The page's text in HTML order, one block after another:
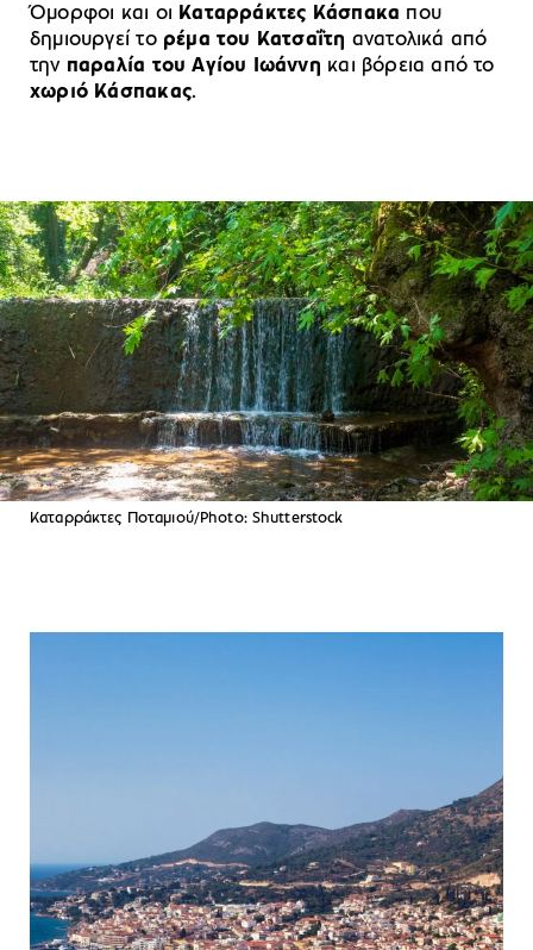
Όμορφοι και οι Καταρράκτες Κάσπακα που
δημιουργεί το ρέμα του Κατσαΐτη ανατολικά από
την παραλία του Αγίου Ιωάννη και βόρεια από το
χωριό Κάσπακας.
Καταρράκτες Ποταμιού/Photo: Shutterstock